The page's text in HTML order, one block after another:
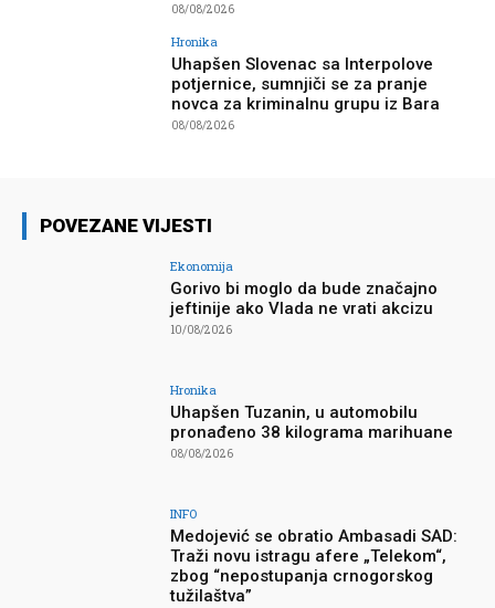
08/08/2026
Hronika
Uhapšen Slovenac sa Interpolove
potjernice, sumnjiči se za pranje
novca za kriminalnu grupu iz Bara
08/08/2026
POVEZANE VIJESTI
Ekonomija
Gorivo bi moglo da bude značajno
jeftinije ako Vlada ne vrati akcizu
10/08/2026
Hronika
Uhapšen Tuzanin, u automobilu
pronađeno 38 kilograma marihuane
08/08/2026
INFO
Medojević se obratio Ambasadi SAD:
Traži novu istragu afere „Telekom“,
zbog “nepostupanja crnogorskog
tužilaštva”